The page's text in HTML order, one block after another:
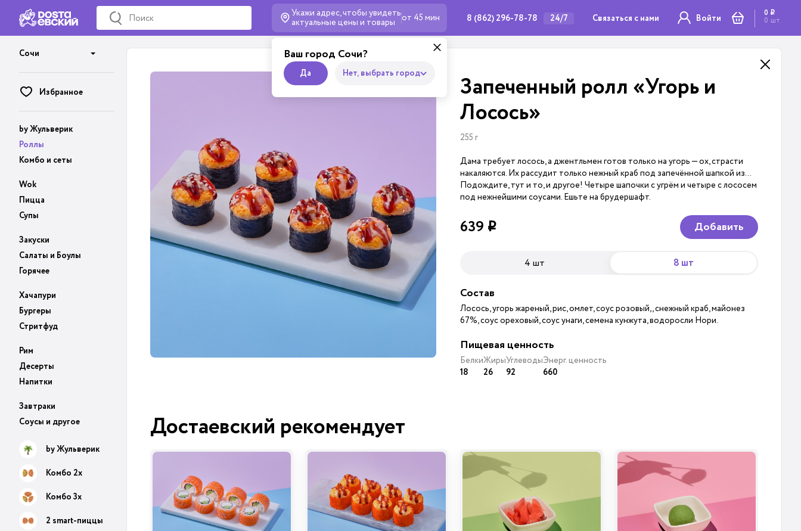
Укажи адрес, чтобы увидеть
актуальные цены и товары от 45 мин
Ваш город Сочи?
Да Нет, выбрать город
8 (862) 296-78-78 24/7 Связаться с нами Войти 0 i
0 шт.
Сочи
Избранное
by Жульверик
Роллы
Комбо и сеты
Wok
Пицца
Супы
Закуски
Салаты и Боулы
Горячее
Хачапури
Бургеры
Стритфуд
Рим
Десерты
Напитки
Завтраки
Соусы и другое
by Жульверик
Комбо 2х
Комбо 3х
2 smart-пиццы
Запеченный ролл «Угорь и
Лосось»
255 г
Дама требует лосось, а джентльмен готов только на угорь — ох, страсти
накаляются. Их рассудит только нежный краб под запечённой шапкой из…
Подождите, тут и то, и другое! Четыре шапочки с угрём и четыре с лососем
под нежнейшими соусами. Ешьте на брудершафт.
639 i Добавить
4 шт 8 шт
Состав
Лосось, угорь жареный, рис, омлет, соус розовый, , снежный краб, майонез
67%, соус ореховый, соус унаги, семена кунжута, водоросли Нори.
Пищевая ценность
Белки
18
Жиры
26
Углеводы
92
Энерг. ценность
660
Достаевский рекомендует